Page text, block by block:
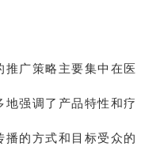
推广策略主要集中在医
地强调了产品特性和疗
播的方式和目标受众的